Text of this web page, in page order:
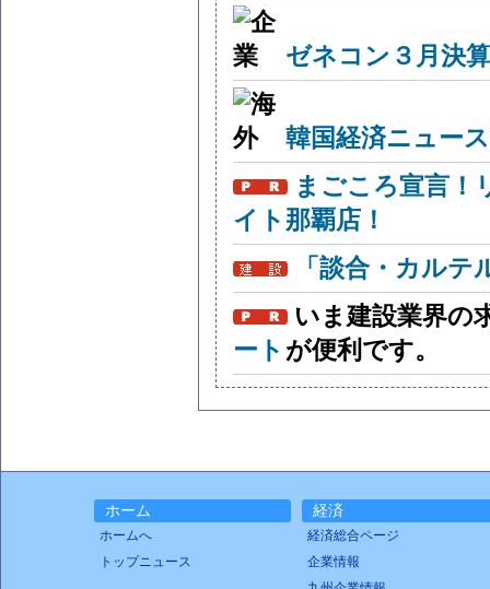
ゼネコン３月決
韓国経済ニュー
まごころ宣言！
イト那覇店！
「談合・カル
いま建設業界の
ート が便利です。
ホーム
ホームへ
トップニュース
経済
経済総合ページ
企業情報